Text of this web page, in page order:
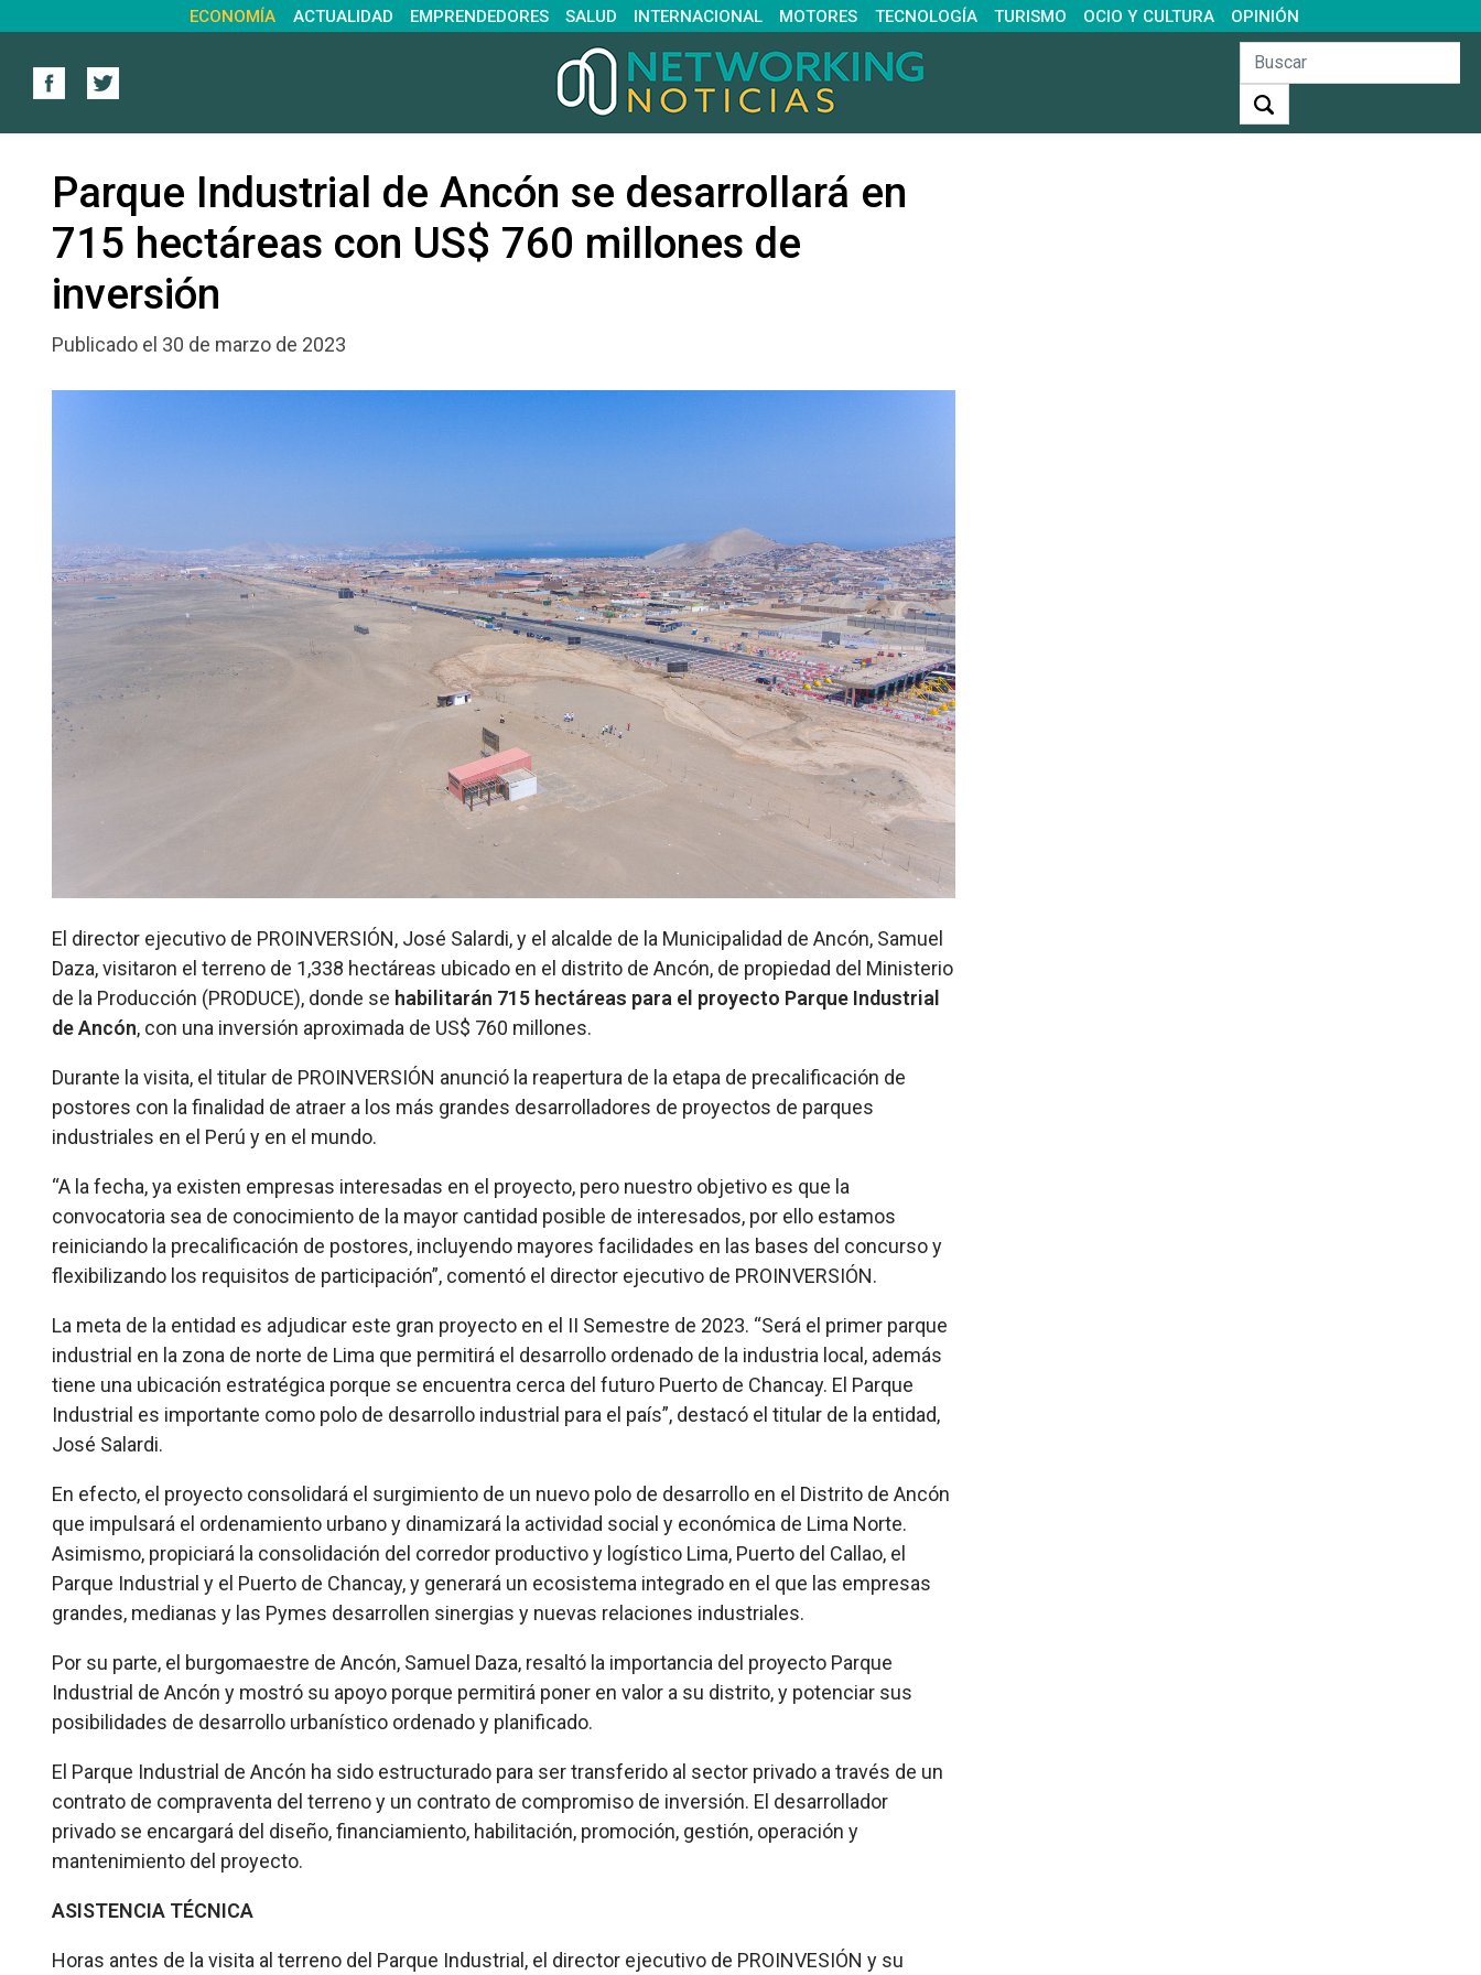
ECONOMÍA ACTUALIDAD EMPRENDEDORES SALUD INTERNACIONAL MOTORES TECNOLOGÍA TURISMO OCIO Y CULTURA OPINIÓN
Parque Industrial de Ancón se desarrollará en
715 hectáreas con US$ 760 millones de
inversión
Publicado el 30 de marzo de 2023
El director ejecutivo de PROINVERSIÓN, José Salardi, y el alcalde de la Municipalidad de Ancón, Samuel
Daza, visitaron el terreno de 1,338 hectáreas ubicado en el distrito de Ancón, de propiedad del Ministerio
de la Producción (PRODUCE), donde se habilitarán 715 hectáreas para el proyecto Parque Industrial
de Ancón, con una inversión aproximada de US$ 760 millones.
Durante la visita, el titular de PROINVERSIÓN anunció la reapertura de la etapa de precalificación de
postores con la finalidad de atraer a los más grandes desarrolladores de proyectos de parques
industriales en el Perú y en el mundo.
“A la fecha, ya existen empresas interesadas en el proyecto, pero nuestro objetivo es que la
convocatoria sea de conocimiento de la mayor cantidad posible de interesados, por ello estamos
reiniciando la precalificación de postores, incluyendo mayores facilidades en las bases del concurso y
flexibilizando los requisitos de participación”, comentó el director ejecutivo de PROINVERSIÓN.
La meta de la entidad es adjudicar este gran proyecto en el II Semestre de 2023. “Será el primer parque
industrial en la zona de norte de Lima que permitirá el desarrollo ordenado de la industria local, además
tiene una ubicación estratégica porque se encuentra cerca del futuro Puerto de Chancay. El Parque
Industrial es importante como polo de desarrollo industrial para el país”, destacó el titular de la entidad,
José Salardi.
En efecto, el proyecto consolidará el surgimiento de un nuevo polo de desarrollo en el Distrito de Ancón
que impulsará el ordenamiento urbano y dinamizará la actividad social y económica de Lima Norte.
Asimismo, propiciará la consolidación del corredor productivo y logístico Lima, Puerto del Callao, el
Parque Industrial y el Puerto de Chancay, y generará un ecosistema integrado en el que las empresas
grandes, medianas y las Pymes desarrollen sinergias y nuevas relaciones industriales.
Por su parte, el burgomaestre de Ancón, Samuel Daza, resaltó la importancia del proyecto Parque
Industrial de Ancón y mostró su apoyo porque permitirá poner en valor a su distrito, y potenciar sus
posibilidades de desarrollo urbanístico ordenado y planificado.
El Parque Industrial de Ancón ha sido estructurado para ser transferido al sector privado a través de un
contrato de compraventa del terreno y un contrato de compromiso de inversión. El desarrollador
privado se encargará del diseño, financiamiento, habilitación, promoción, gestión, operación y
mantenimiento del proyecto.
ASISTENCIA TÉCNICA
Horas antes de la visita al terreno del Parque Industrial, el director ejecutivo de PROINVESIÓN y su